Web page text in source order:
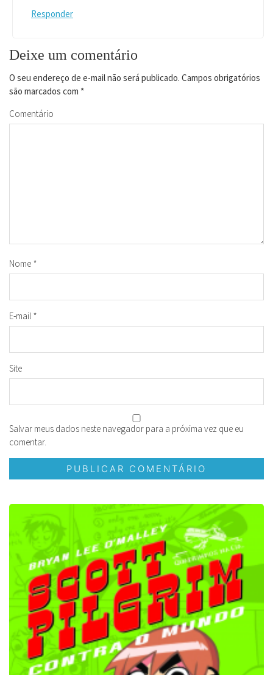
Responder
Deixe um comentário
O seu endereço de e-mail não será publicado. Campos obrigatórios
são marcados com *
Comentário
Nome *
E-mail *
Site
Salvar meus dados neste navegador para a próxima vez que eu
comentar.